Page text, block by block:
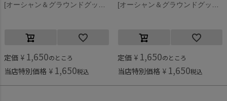
定価 ¥ 1,650のところ
当店特別価格 ¥ 1,650税込
定価 ¥ 1,650のところ
当店特別価格 ¥ 1,650税込